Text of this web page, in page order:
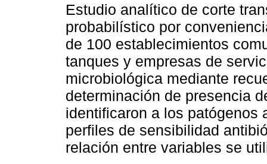
Estudio analítico de corte
probabilístico por
de 100 establecimientos
tanques y empresas de
microbiológica mediante
determinación de presencia
identificaron a los patógenos
perfiles de sensibilidad
relación entre variables se